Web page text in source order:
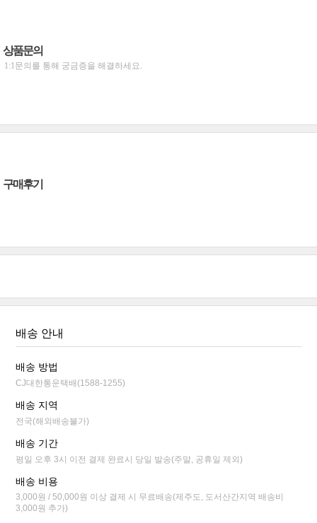
상품문의
1:1문의를 통해 궁금증을 해결하세요.
구매후기
배송 안내
배송 방법
CJ대한통운택배(1588-1255)
배송 지역
전국(해외배송불가)
배송 기간
평일 오후 3시 이전 결제 완료시 당일 발송(주말, 공휴일 제외)
배송 비용
3,000원 / 50,000원 이상 결제 시 무료배송(제주도, 도서산간지역 배송비
3,000원 추가)